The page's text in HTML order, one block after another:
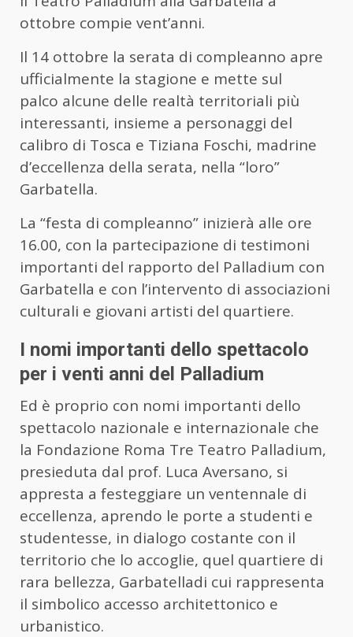
ottobre compie vent’anni.
Il 14 ottobre la serata di compleanno apre
ufficialmente la stagione e mette sul
palco alcune delle realtà territoriali più
interessanti, insieme a personaggi del
calibro di Tosca e Tiziana Foschi, madrine
d’eccellenza della serata, nella “loro”
Garbatella.
La “festa di compleanno” inizierà alle ore
16.00, con la partecipazione di testimoni
importanti del rapporto del Palladium con
Garbatella e con l’intervento di associazioni
culturali e giovani artisti del quartiere.
I nomi importanti dello spettacolo
per i venti anni del Palladium
Ed è proprio con nomi importanti dello
spettacolo nazionale e internazionale che
la Fondazione Roma Tre Teatro Palladium,
presieduta dal prof. Luca Aversano, si
appresta a festeggiare un ventennale di
eccellenza, aprendo le porte a studenti e
studentesse, in dialogo costante con il
territorio che lo accoglie, quel quartiere di
rara bellezza, Garbatelladi cui rappresenta
il simbolico accesso architettonico e
urbanistico.